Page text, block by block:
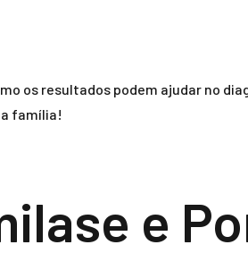
os resultados podem ajudar no
família!
e